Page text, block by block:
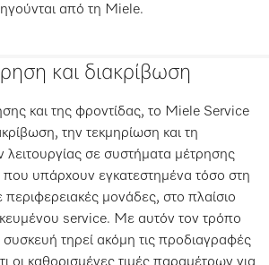
από τη Miele.
και διακρίβωση
και της φροντίδας, το Miele Service
την τεκμηρίωση και τη
λειτουργίας σε συστήματα μέτρησης
που υπάρχουν εγκατεστημένα τόσο στη
μονάδες, στο πλαίσιο
service. Με αυτόν τον τρόπο
συσκευή τηρεί ακόμη τις προδιαγραφές